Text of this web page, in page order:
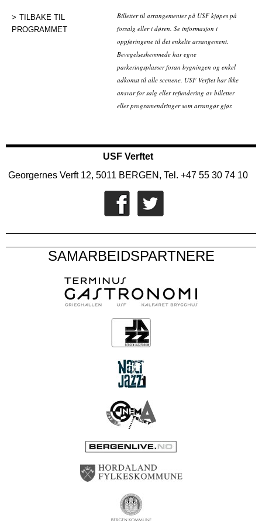
TILBAKE TIL
PROGRAMMET
Billetter til arrangementer på USF kjøpes på
forsalg eller i døren. Se informasjon i
oppføringene til det enkelte arrangement.
Bevegelseshemmede har egne
parkeringsplasser foran bygningen og enkel
adkomst til alle scenene. USF Verftet har ikke
ansvar for salg eller refundering av billetter
eller programendringer som arrangør gjør.
USF Verftet
Georgernes Verft 12, 5011 BERGEN, Tel. +47 55 30 74 10
SAMARBEIDSPARTNERE